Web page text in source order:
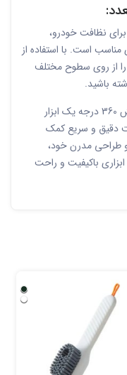
برای نظافت خودرو،
است. با استفاده از
از روی سطوح مختلف
باشید.
در نهایت، فرچه تمیزکننده 2 کاره مدل چرخش 360 درجه یک ابزار
دقیق و سریع کمک
طراحی مدرن خود،
باکیفیت و راحت